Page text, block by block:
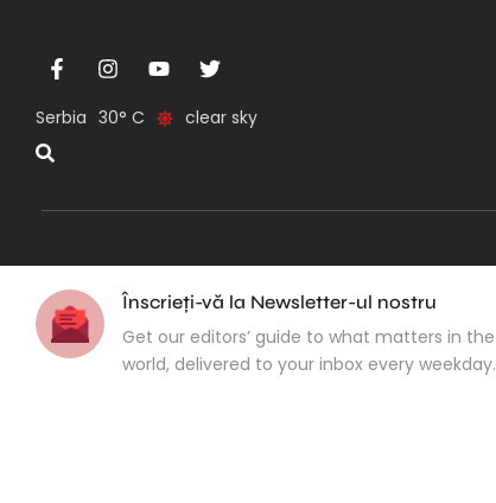
Serbia 30 clear sky
Înscrieți-vă la Newsletter-ul nostru
Get our editors’ guide to what matters in the
world, delivered to your inbox every weekday.